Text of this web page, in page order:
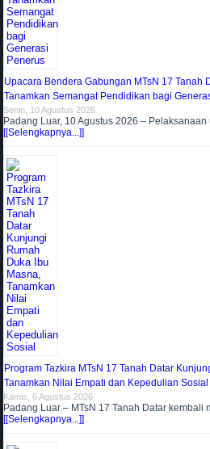
Upacara Bendera Gabungan MTsN 17 Tanah
Tanamkan Semangat Pendidikan bagi
Senin, 10 Agustus 2026
Padang Luar, 10 Agustus 2026 –
[[Selengkapnya...]]
Program Tazkira MTsN 17 Tanah Datar
Tanamkan Nilai Empati dan Kepedulian Sosial
Kamis, 6 Agustus 2026
Padang Luar – MTsN 17 Tanah Datar kembali
[[Selengkapnya...]]